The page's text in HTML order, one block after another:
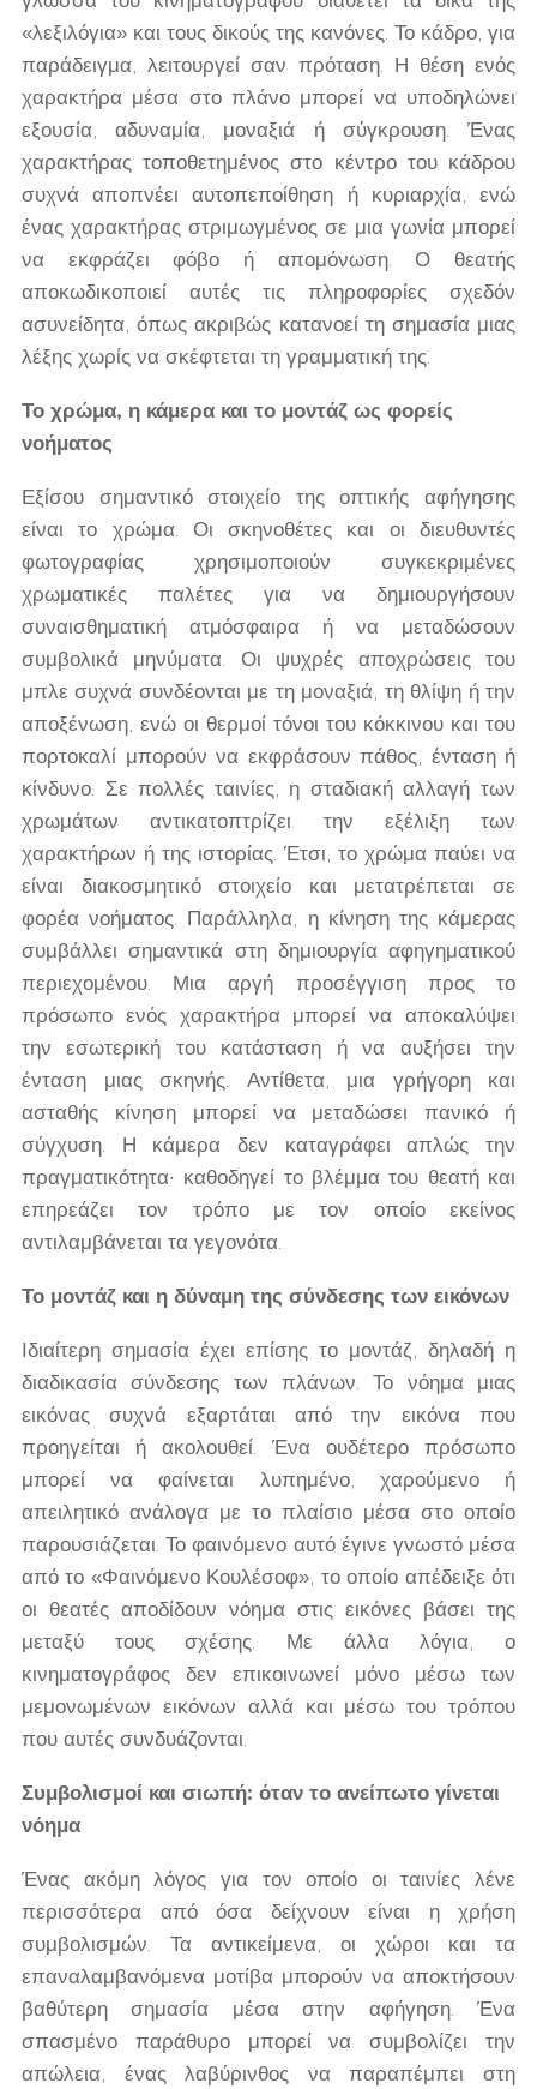
«λεξιλόγια» και τους δικούς της κανόνες. Το κάδρο, για
παράδειγμα, λειτουργεί σαν πρόταση. Η θέση ενός
χαρακτήρα μέσα στο πλάνο μπορεί να υποδηλώνει
εξουσία, αδυναμία, μοναξιά ή σύγκρουση. Ένας
χαρακτήρας τοποθετημένος στο κέντρο του κάδρου
συχνά αποπνέει αυτοπεποίθηση ή κυριαρχία, ενώ
ένας χαρακτήρας στριμωγμένος σε μια γωνία μπορεί
να εκφράζει φόβο ή απομόνωση. Ο θεατής
αποκωδικοποιεί αυτές τις πληροφορίες σχεδόν
ασυνείδητα, όπως ακριβώς κατανοεί τη σημασία μιας
λέξης χωρίς να σκέφτεται τη γραμματική της.
Το χρώμα, η κάμερα και το μοντάζ ως φορείς
νοήματος
Εξίσου σημαντικό στοιχείο της οπτικής αφήγησης
είναι το χρώμα. Οι σκηνοθέτες και οι διευθυντές
φωτογραφίας χρησιμοποιούν συγκεκριμένες
χρωματικές παλέτες για να δημιουργήσουν
συναισθηματική ατμόσφαιρα ή να μεταδώσουν
συμβολικά μηνύματα. Οι ψυχρές αποχρώσεις του
μπλε συχνά συνδέονται με τη μοναξιά, τη θλίψη ή την
αποξένωση, ενώ οι θερμοί τόνοι του κόκκινου και του
πορτοκαλί μπορούν να εκφράσουν πάθος, ένταση ή
κίνδυνο. Σε πολλές ταινίες, η σταδιακή αλλαγή των
χρωμάτων αντικατοπτρίζει την εξέλιξη των
χαρακτήρων ή της ιστορίας. Έτσι, το χρώμα παύει να
είναι διακοσμητικό στοιχείο και μετατρέπεται σε
φορέα νοήματος. Παράλληλα, η κίνηση της κάμερας
συμβάλλει σημαντικά στη δημιουργία αφηγηματικού
περιεχομένου. Μια αργή προσέγγιση προς το
πρόσωπο ενός χαρακτήρα μπορεί να αποκαλύψει
την εσωτερική του κατάσταση ή να αυξήσει την
ένταση μιας σκηνής. Αντίθετα, μια γρήγορη και
ασταθής κίνηση μπορεί να μεταδώσει πανικό ή
σύγχυση. Η κάμερα δεν καταγράφει απλώς την
πραγματικότητα· καθοδηγεί το βλέμμα του θεατή και
επηρεάζει τον τρόπο με τον οποίο εκείνος
αντιλαμβάνεται τα γεγονότα.
Το μοντάζ και η δύναμη της σύνδεσης των εικόνων
Ιδιαίτερη σημασία έχει επίσης το μοντάζ, δηλαδή η
διαδικασία σύνδεσης των πλάνων. Το νόημα μιας
εικόνας συχνά εξαρτάται από την εικόνα που
προηγείται ή ακολουθεί. Ένα ουδέτερο πρόσωπο
μπορεί να φαίνεται λυπημένο, χαρούμενο ή
απειλητικό ανάλογα με το πλαίσιο μέσα στο οποίο
παρουσιάζεται. Το φαινόμενο αυτό έγινε γνωστό μέσα
από το «Φαινόμενο Κουλέσοφ», το οποίο απέδειξε ότι
οι θεατές αποδίδουν νόημα στις εικόνες βάσει της
μεταξύ τους σχέσης. Με άλλα λόγια, ο
κινηματογράφος δεν επικοινωνεί μόνο μέσω των
μεμονωμένων εικόνων αλλά και μέσω του τρόπου
που αυτές συνδυάζονται.
Συμβολισμοί και σιωπή: όταν το ανείπωτο γίνεται
νόημα
Ένας ακόμη λόγος για τον οποίο οι ταινίες λένε
περισσότερα από όσα δείχνουν είναι η χρήση
συμβολισμών. Τα αντικείμενα, οι χώροι και τα
επαναλαμβανόμενα μοτίβα μπορούν να αποκτήσουν
βαθύτερη σημασία μέσα στην αφήγηση. Ένα
σπασμένο παράθυρο μπορεί να συμβολίζει την
απώλεια, ένας λαβύρινθος να παραπέμπει στη